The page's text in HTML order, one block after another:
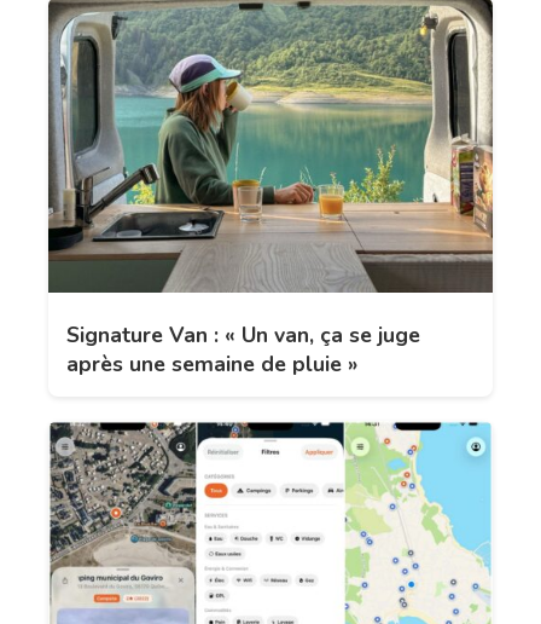
Signature Van : « Un van, ça se juge
après une semaine de pluie »